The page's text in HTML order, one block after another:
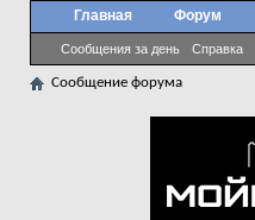
Главная Форум
Сообщения за день Справка
Сообщение форума